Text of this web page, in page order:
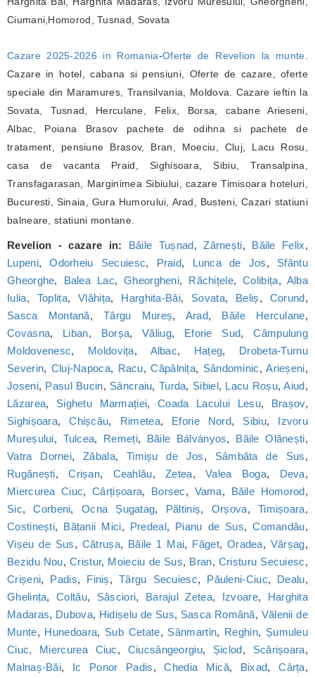
Ciumani,Homorod, Tusnad, Sovata
Cazare 2025-2026 in Romania-Oferte de Revelion la munte
Cazare in hotel, cabana si pensiuni, Oferte de cazare, oferte
speciale din Maramures, Transilvania, Moldova. Cazare ieftin la
Sovata, Tusnad, Herculane, Felix, Borsa, cabane Arieseni,
Albac, Poiana Brasov pachete de odihna si pachete de
tratament, pensiune Brasov, Bran, Moeciu, Cluj, Lacu Rosu,
casa de vacanta Praid, Sighisoara, Sibiu, Transalpina,
Transfagarasan, Marginimea Sibiului, cazare Timisoara hoteluri,
Bucuresti, Sinaia, Gura Humorului, Arad, Busteni, Cazari statiuni
balneare, statiuni montane.
Revelion - cazare in: Băile Tușnad,Zărnești, Băile Felix,
Lupeni,Odorheiu Secuiesc, Praid, Lunca de Jos, Sfântu
Gheorghe, Balea Lac,Gheorgheni, Răchițele,Colibița, Alba
Iulia, Toplița,Vlăhița, Harghita-Băi, Sovata, Beliș, Corund,
Sasca Montană,Târgu Mureș, Arad, Băile Herculane,
Covasna, Liban, Borșa,Văliug, Eforie Sud,Câmpulung
Moldovenesc, Moldovița, Albac, Hațeg, Drobeta-Turnu
Severin, Cluj-Napoca, Racu,Căpâlnița, Sândominic,Arieșeni,
Joseni, Pasul Bucin, Sâncraiu, Turda, Sibiel, Lacu Roșu,Aiud,
Lăzarea, Sighetu Marmației,Coada Lacului Lesu, Brașov,
Sighișoara,Chișcău, Rimetea, Eforie Nord, Sibiu, Izvoru
Mureșului, Tulcea, Remeți, Băile Bálványos, Băile Olănești,
Vatra Dornei,Zăbala, Timișu de Jos, Sâmbăta de Sus,
Rugănești,Crișan, Ceahlău,Zetea,Valea Boga, Deva,
Miercurea Ciuc,Cârțișoara, Borsec, Vama, Băile Homorod,
Sic,Corbeni, Ocna Șugatag, Păltiniș, Orșova, Timișoara,
Costinești, Bățanii Mici, Predeal, Pianu de Sus,Comandău,
Vișeu de Sus, Cătrușa, Băile 1 Mai, Făget, Oradea, Vărșag,
Bezidu Nou,Cristur, Moieciu de Sus, Bran, Cristuru Secuiesc,
Crișeni, Padis, Finiș,Târgu Secuiesc, Păuleni-Ciuc, Dealu,
Ghelința,Coltău, Săsciori, Barajul Zetea, Izvoare, Harghita
Madaras, Dubova, Hidișelu de Sus, Sasca Română, Vălenii de
Munte, Hunedoara, Sub Cetate, Sânmartin, Reghin, Șumuleu
Ciuc, Miercurea Ciuc, Ciucsângeorgiu, Șiclod, Scărișoara,
Malnaș-Băi, Ic Ponor Padis,Chedia Mică, Bixad,Cârța,